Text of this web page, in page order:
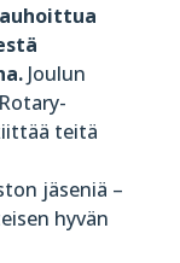
Joulun
teitä
jäseniä –
hyvän